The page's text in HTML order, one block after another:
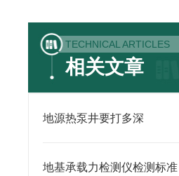
TECHNICAL ARTICLES
相关文章
地源热泵井要打多深
地基承载力检测仪检测标准